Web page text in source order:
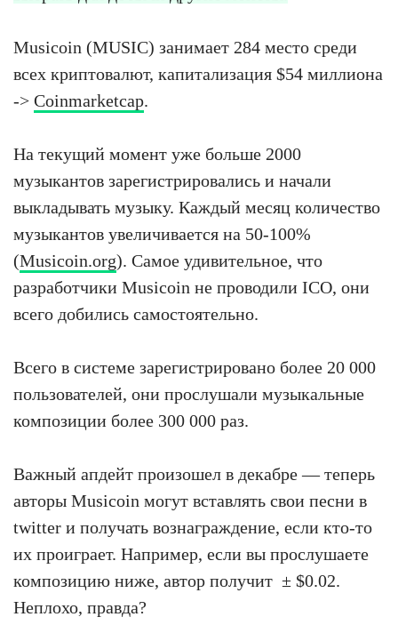
Musicoin (MUSIC) занимает 284 место среди
всех криптовалют, капитализация $54 миллиона
-> Coinmarketcap.
На текущий момент уже больше 2000
музыкантов зарегистрировались и начали
выкладывать музыку. Каждый месяц количество
музыкантов увеличивается на 50-100%
(Musicoin.org). Самое удивительное, что
разработчики Musicoin не проводили ICO, они
всего добились самостоятельно.
Всего в системе зарегистрировано более 20 000
пользователей, они прослушали музыкальные
композиции более 300 000 раз.
Важный апдейт произошел в декабре — теперь
авторы Musicoin могут вставлять свои песни в
twitter и получать вознаграждение, если кто-то
их проиграет. Например, если вы прослушаете
композицию ниже, автор получит ± $0.02.
Неплохо, правда?